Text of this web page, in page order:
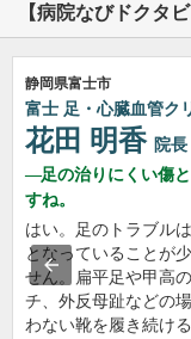
【病院なびドクタ
静岡県富士市
富士 足・心臓血管ク
花田 明香 院長
足の治りにくい傷
すね。
はい。足のトラブル
となっていることが
せん。扁平足や甲高
チ、外反母趾などの
わない靴を履き続け